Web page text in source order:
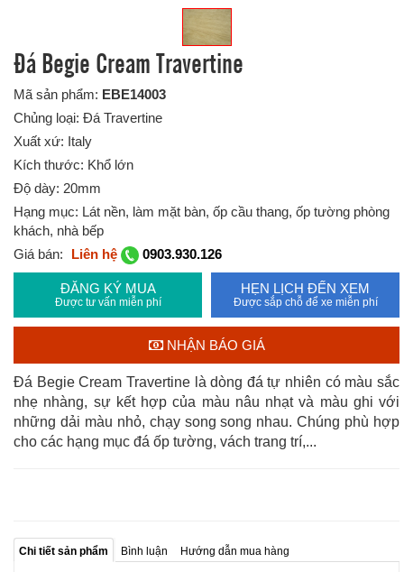
Đá Begie Cream Travertine
Mã sản phẩm: EBE14003
Chủng loại: Đá Travertine
Xuất xứ: Italy
Kích thước: Khổ lớn
Độ dày: 20mm
Hạng mục: Lát nền, làm mặt bàn, ốp cầu thang, ốp tường phòng
khách, nhà bếp
Giá bán:
Liên hệ 0903.930.126
ĐĂNG KÝ MUA
Được tư vấn miễn phí
HẸN LỊCH ĐẾN XEM
Được sắp chỗ để xe miễn phí
NHẬN BÁO GIÁ
Đá Begie Cream Travertine là dòng đá tự nhiên có màu sắc
nhẹ nhàng, sự kết hợp của màu nâu nhạt và màu ghi với
những dải màu nhỏ, chạy song song nhau. Chúng phù hợp
cho các hạng mục đá ốp tường, vách trang trí,...
Chi tiết sản phẩm Bình luận Hướng dẫn mua hàng